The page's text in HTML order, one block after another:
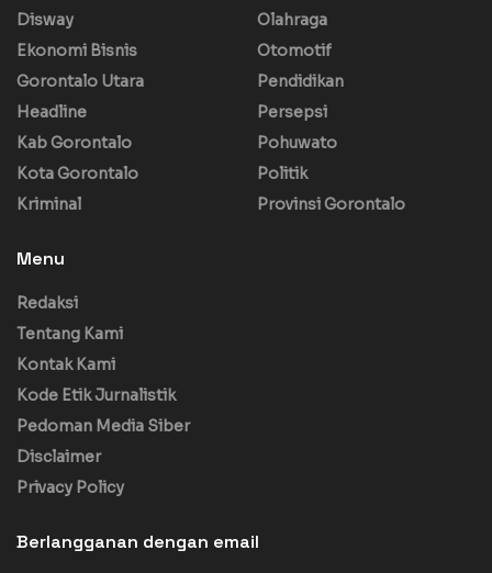
Disway
Ekonomi Bisnis
Gorontalo Utara
Headline
Kab Gorontalo
Kota Gorontalo
Kriminal
Olahraga
Otomotif
Pendidikan
Persepsi
Pohuwato
Politik
Provinsi Gorontalo
Menu
Redaksi
Tentang Kami
Kontak Kami
Kode Etik Jurnalistik
Pedoman Media Siber
Disclaimer
Privacy Policy
Berlangganan dengan email